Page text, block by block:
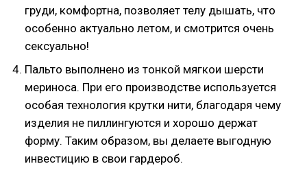
груди, комфортна, позволяет телу дышать, что
особенно актуально летом, и смотрится очень
сексуально!
Пальто выполнено из тонкой мягкои шерсти
мериноса. При его производстве используется
особая технология крутки нити, благодаря чему
изделия не пиллингуются и хорошо держат
форму. Таким образом, вы делаете выгодную
инвестицию в свои гардероб.